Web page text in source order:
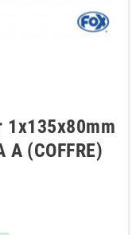
(COFFRE)